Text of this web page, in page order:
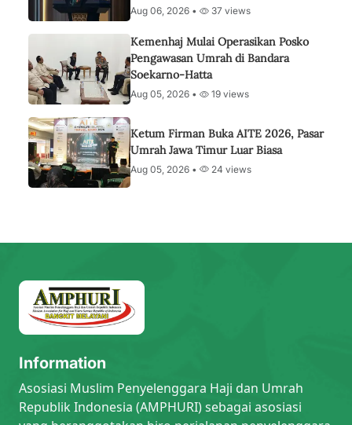
Aug 06, 2026 • 37 views
Kemenhaj Mulai Operasikan Posko
Pengawasan Umrah di Bandara
Soekarno-Hatta
Aug 05, 2026 • 19 views
Ketum Firman Buka AITE 2026, Pasar
Umrah Jawa Timur Luar Biasa
Aug 05, 2026 • 24 views
Information
Asosiasi Muslim Penyelenggara Haji dan Umrah
Republik Indonesia (AMPHURI) sebagai asosiasi